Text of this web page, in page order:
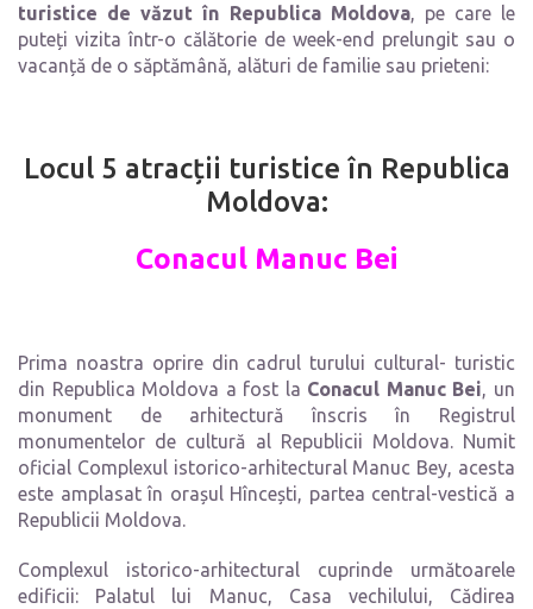
turistice de văzut în Republica Moldova, pe care le
puteți vizita într-o călătorie de week-end prelungit sau o
vacanță de o săptămână, alături de familie sau prieteni:
Locul 5 atracții turistice în Republica
Moldova:
Conacul Manuc Bei
Prima noastra oprire din cadrul turului cultural- turistic
din Republica Moldova a fost la Conacul Manuc Bei, un
monument de arhitectură înscris în Registrul
monumentelor de cultură al Republicii Moldova. Numit
oficial Complexul istorico-arhitectural Manuc Bey, acesta
este amplasat în orașul Hîncești, partea central-vestică a
Republicii Moldova.
Complexul istorico-arhitectural cuprinde următoarele
edificii: Palatul lui Manuc, Casa vechilului, Cădirea